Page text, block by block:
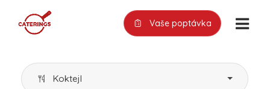
Vaše poptávka
Koktejl